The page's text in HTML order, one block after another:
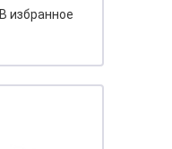
В избранное